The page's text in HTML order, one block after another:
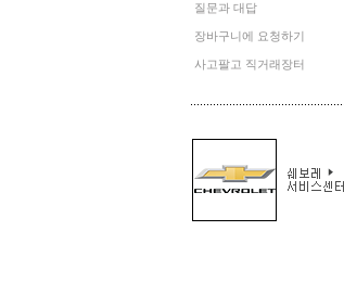
질문과 대답
장바구니에 요청하기
사고팔고 직거래장터